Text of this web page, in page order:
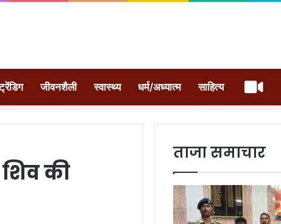
जीवनशैली स्वास्थ्य धर्म/अध्यात्म साहित्य वीडियो
की
ताजा समाचार